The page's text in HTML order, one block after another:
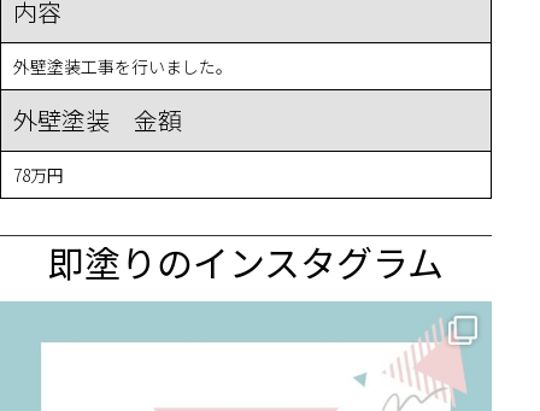
内容
外壁塗装工事を行いました。
外壁塗装 金額
78万円
即塗りのインスタグラム
✨ 賢いお金の使い方！外壁塗装でコストダウンする方法 🏠